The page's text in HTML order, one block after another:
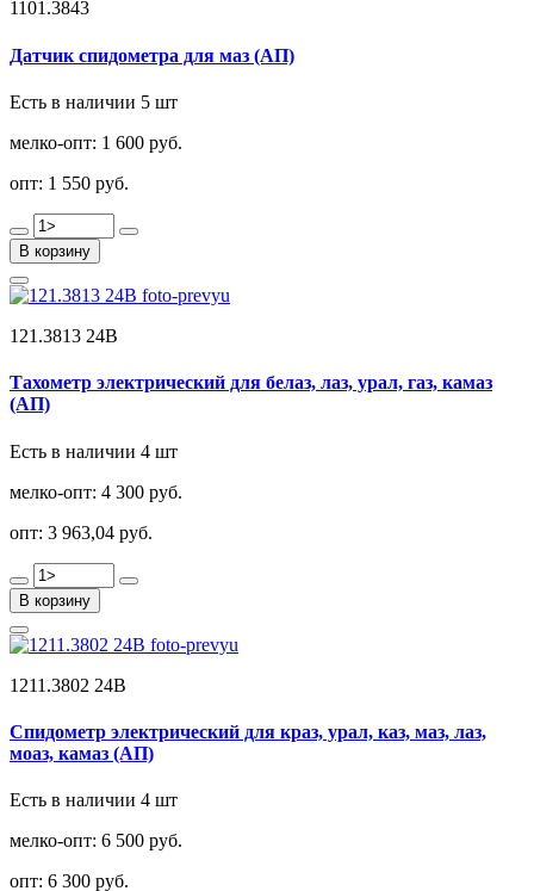
1101.3843
Датчик спидометра для маз (АП)
Есть в наличии 5 шт
мелко-опт: 1 600 руб.
опт: 1 550 руб.
В корзину
121.3813 24В
Тахометр электрический для белаз, лаз, урал, газ, камаз
(АП)
Есть в наличии 4 шт
мелко-опт: 4 300 руб.
опт: 3 963,04 руб.
В корзину
1211.3802 24В
Спидометр электрический для краз, урал, каз, маз, лаз,
моаз, камаз (АП)
Есть в наличии 4 шт
мелко-опт: 6 500 руб.
опт: 6 300 руб.